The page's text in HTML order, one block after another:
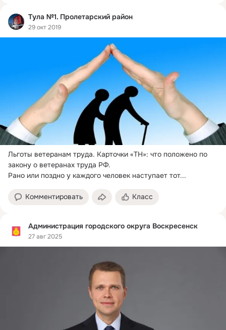
Тула №1. Пролетарский район
29 окт 2019
Льготы ветеранам труда. Карточки «ТН»: что положено по
закону о ветеранах труда РФ.
Рано или поздно у каждого человек наступает тот...
Комментировать Класс
Администрация городского округа Воскресенск
27 авг 2025